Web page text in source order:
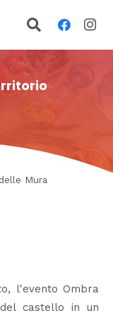
Mura
l'evento Ombra
castello in un